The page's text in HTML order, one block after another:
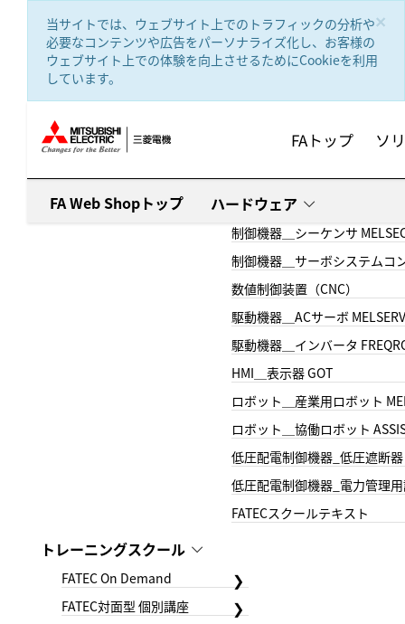
×
当サイトでは、ウェブサイト上でのトラフィックの分析や
必要なコンテンツや広告をパーソナライズ化し、お客様の
ウェブサイト上での体験を向上させるためにCookieを利用
しています。
FAトップ ソ
FA Web Shopトップ ハードウェア
制御機器＿シーケンサ
制御機器＿サーボシステムコ
数値制御装置（CNC）
駆動機器＿ACサーボ
駆動機器＿インバータ
HMI＿表示器 GOT
ロボット＿産業用ロボット
ロボット＿協働ロボット
低圧配電制御機器_低圧遮断器
低圧配電制御機器_電力管理
FATECスクールテキスト
トレーニングスクール
FATEC On Demand
FATEC対面型 個別講座